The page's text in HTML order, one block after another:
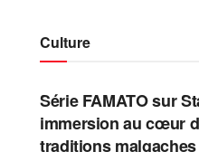
Culture
Série FAMATO sur
immersion au cœur
traditions malgaches